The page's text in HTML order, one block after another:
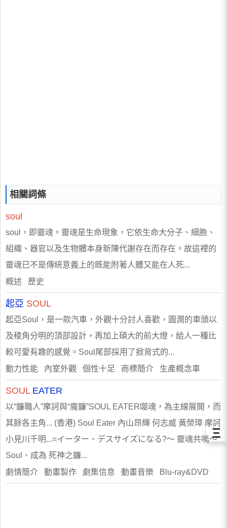
相關詞條
soul
soul，即靈魂。靈魂是生命現象，它依生命大分子、細胞、
組織、器官以及生物體本身新陳代謝存在而存在。故這裡的
靈魂已不是傳統意義上的既能附著人體又能在人死...
概述 歷史
起亞 SOUL
起亞Soul，是一款汽車，外觀十分討人喜歡，圓潤的車頭以
及稜角分明的頂部設計，再加上碩大的前大燈，給人一種比
較可愛有趣的感覺。Soul尾部採用了掀背式的...
動力性能 內室外觀 個性十足 商標簡介 生產概念車
SOULEATER
以“鐮職人”摩訶與“魔鐮”SOUL EATER噬魂，為主線展開，而
其餘各主角... (香港) Soul Eater 內山昂輝 何志威 黃榮璋 摩訶
小見川千明...=イーター、デスサイズになる?〜 靈魂共嗚～
Soul、成為 死神之鐮...
劇情簡介 動畫製作 劇集信息 動畫音樂 Blu-ray&DVD
Ξ